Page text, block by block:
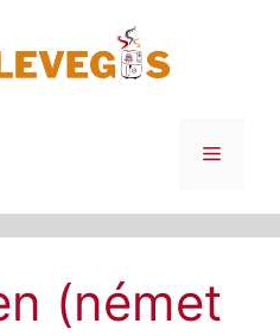
Menü
(német